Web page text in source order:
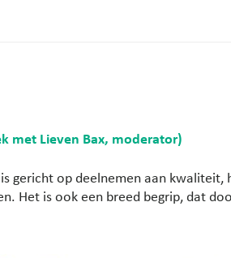
met Lieven Bax, moderator)
gericht op deelnemen aan kwaliteit,
Het is ook een breed begrip, dat